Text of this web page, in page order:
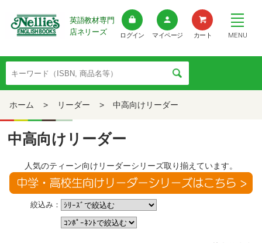
英語教材専門
店ネリーズ
ログイン マイページ カート MENU
ホーム > リーダー > 中高向けリーダー
中高向けリーダー
人気のティーン向けリーダーシリーズ取り揃えています。
絞込み：